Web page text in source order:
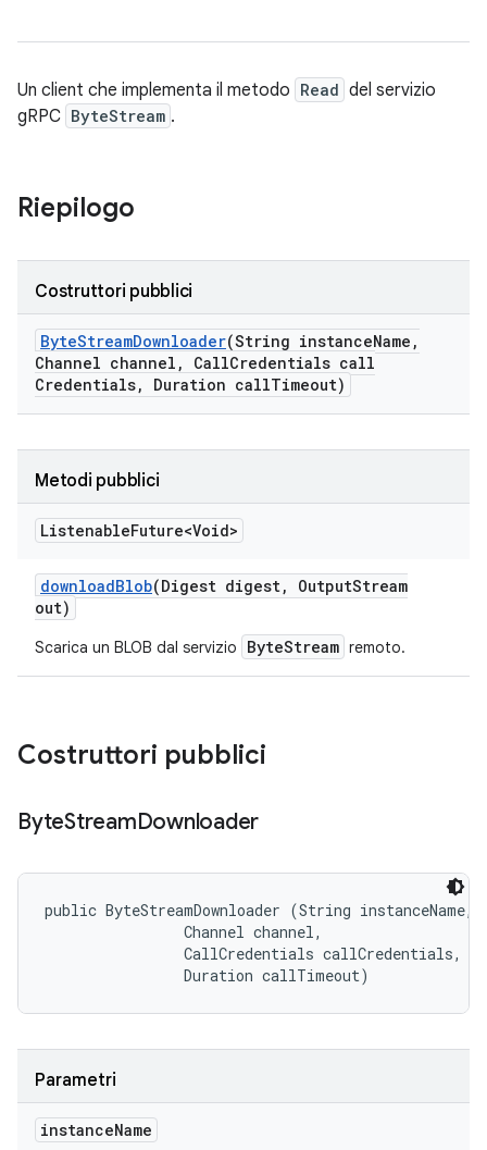
Un client che implementa il metodo Read del servizio
gRPC ByteStream .
Riepilogo
Costruttori pubblici
ByteStreamDownloader(String instanceName ,
Channel channel , CallCredentials call
Credentials, Duration callTimeout)
Metodi pubblici
ListenableFuture<Void>
downloadBlob(Digest digest, OutputStream
out)
Scarica un BLOB dal servizio ByteStream remoto.
Costruttori pubblici
ByteStreamDownloader
public ByteStreamDownloader (String instanceName,
                Channel channel,
                CallCredentials callCredentials,
                Duration callTimeout)
Parametri
instanceName